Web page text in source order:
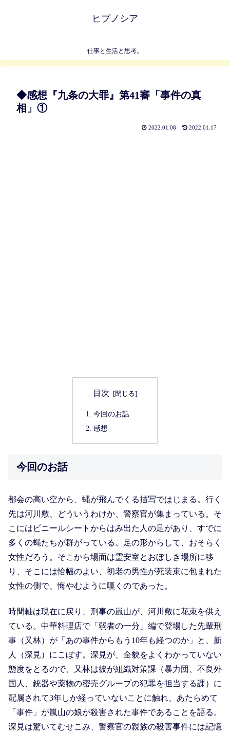
ヒプノシア
仕事と生活と思考。
◆感想『九条の大罪』第41審「事件の真
相」①
2022.01.08 2022.01.17
目次
今回のお話
感想
今回のお話
都会の高い空から、蝿が飛んでくる描写ではじまる。行く
先は河川敷、どういうわけか、警察官が集まっている。そ
こにはビニールシートからはみ出た人の足があり、すでに
多くの蝿たちが群がっている。足の形からして、おそらく
女性だろう。そこから場面は霊安室とおぼしき場所に移
り、そこには恰幅のよい、初老の男性が死装束に包まれた
女性の側で、悔やむように嘆くのであった。
時間軸は現在に戻り、刑事の嵐山が、河川敷に花束を供え
ている。中華料理店で「弱者の一分」編で登場した先輩刑
事（又林）が「あの事件からもう10年も経つのか」と、新
人（深見）にこぼす。深見が、全貌をよくわかっていない
態度をとるので、又林は彼が組織対策課（暴力団、不良外
国人、銃器や薬物の密売グループの犯罪を担当する課）に
配属されて3年しか経っていないことに触れ、あたらめて
「事件」が嵐山の娘が殺害された事件であることを語る。
深見は驚いてむせこみ、警察官の親族の殺害事件には記憶